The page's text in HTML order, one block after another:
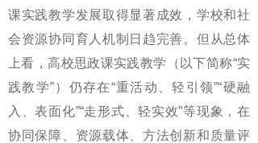
课实践教学发展取得显著成效，学校和社
会资源协同育人机制日趋完善。但从总体
上看，高校思政课实践教学（以下简称“实
践教学”）仍存在“重活动、轻引领”“硬融
入、表面化”“走形式、轻实效”等现象，在
协同保障、资源载体、方法创新和质量评